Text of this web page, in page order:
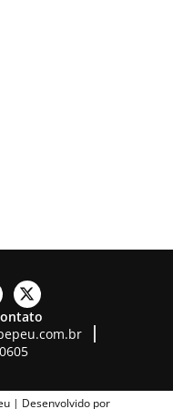
| Desenvolvido por